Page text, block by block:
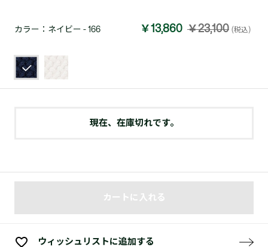
カラー： ネイビー - 166 ￥13,860 ￥23,100 (税込)
現在、在庫切れです。
カートに入れる
ウィッシュリストに追加する